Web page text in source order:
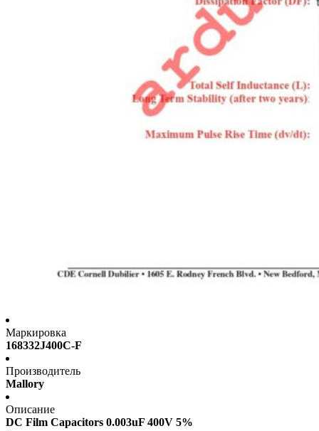
Маркировка
168332J400C-F
Производитель
Mallory
Описание
DC Film Capacitors 0.003uF 400V 5%